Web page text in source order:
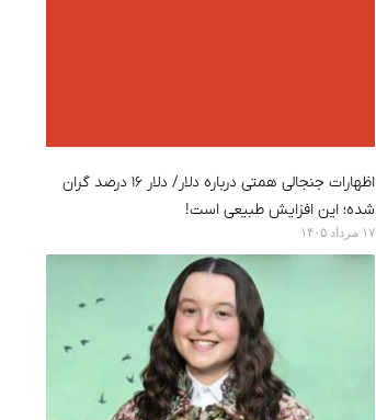
اظهارات جنجالی همتی درباره دلار/ دلار ۱۶ درصد گران
شده؛ این افزایش طبیعی است!
۱۷ مرداد ۱۴۰۵